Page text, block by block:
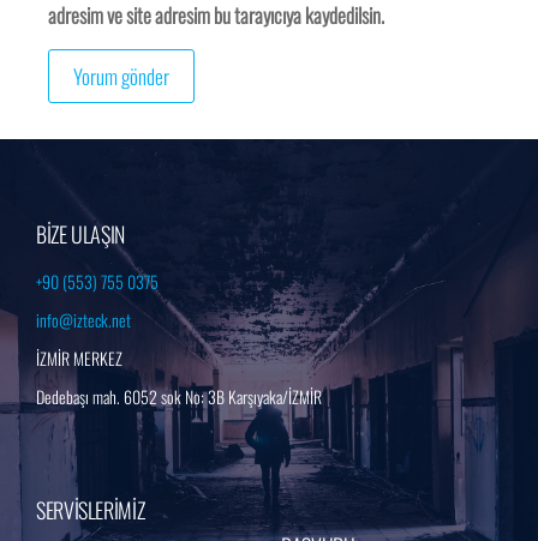
adresim ve site adresim bu tarayıcıya kaydedilsin.
BİZE ULAŞIN
+90 (553) 755 0375
info@izteck.net
İZMİR MERKEZ
Dedebaşı mah. 6052 sok No: 3B Karşıyaka/İZMİR
SERVİSLERİMİZ